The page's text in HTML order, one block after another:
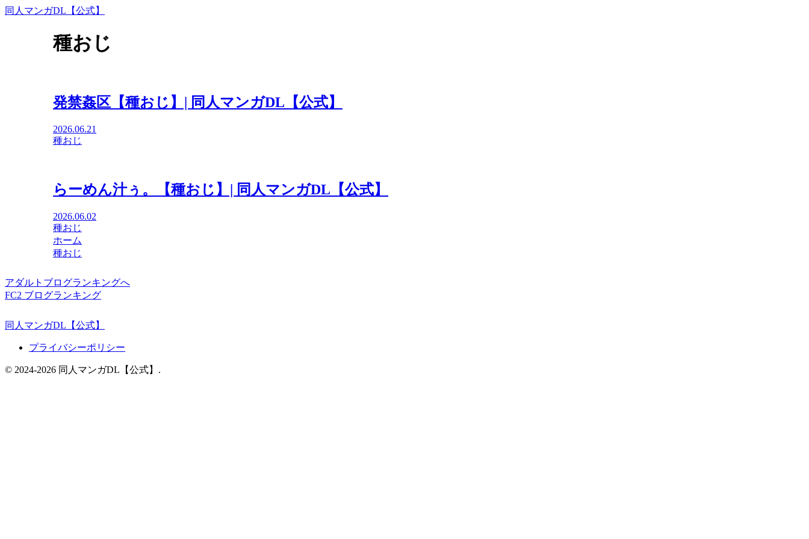
同人マンガDL【公式】
種おじ
発禁姦区【種おじ】| 同人マンガDL【公式】
2026.06.21
種おじ
らーめん汁ぅ。【種おじ】| 同人マンガDL【公式】
2026.06.02
種おじ
ホーム
種おじ
アダルトブログランキングへ
FC2 ブログランキング
同人マンガDL【公式】
プライバシーポリシー
© 2024-2026 同人マンガDL【公式】.